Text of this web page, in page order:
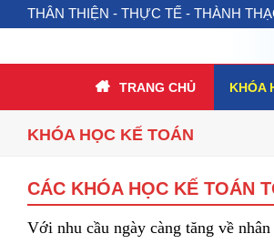
THÂN THIỆN - THỰC TẾ - THÀNH
TRANG CHỦ KHÓA
KHÓA HỌC KẾ TOÁN
CÁC KHÓA HỌC KẾ TOÁN
Với nhu cầu ngày càng tăng về